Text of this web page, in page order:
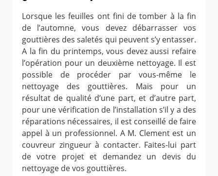
Lorsque les feuilles ont fini de tomber à la fin
de l’automne, vous devez débarrasser vos
gouttières des saletés qui peuvent s’y entasser.
A la fin du printemps, vous devez aussi refaire
l’opération pour un deuxième nettoyage. Il est
possible de procéder par vous-même le
nettoyage des gouttières. Mais pour un
résultat de qualité d’une part, et d’autre part,
pour une vérification de l’installation s’il y a des
réparations nécessaires, il est conseillé de faire
appel à un professionnel. A M. Clement est un
couvreur zingueur à contacter. Faites-lui part
de votre projet et demandez un devis du
nettoyage de vos gouttières.